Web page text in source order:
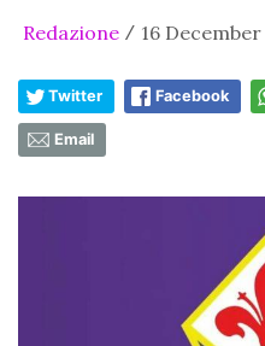
Redazione / 16 December
Twitter Facebook
Email